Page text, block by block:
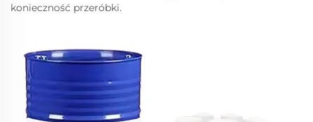
konieczność przeróbki.